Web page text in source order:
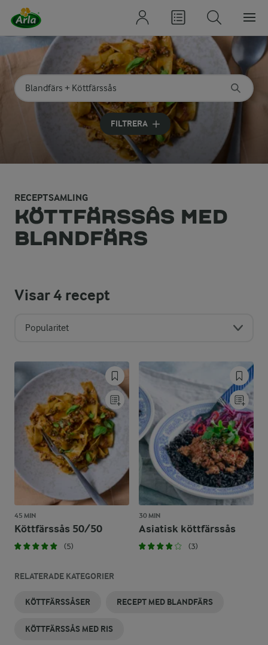
Sök på kategori eller ingrediens
Skriv in sökord för att få förslag
FILTRERA
RECEPTSAMLING
KÖTTFÄRSSÅS MED
BLANDFÄRS
Visar4 recept
Popularitet
45 MIN
Köttfärssås 50/50
(5)
30 MIN
Asiatisk köttfärssås
(3)
RELATERADE KATEGORIER
KÖTTFÄRSSÅSER RECEPT MED BLANDFÄRS
KÖTTFÄRSSÅS MED RIS